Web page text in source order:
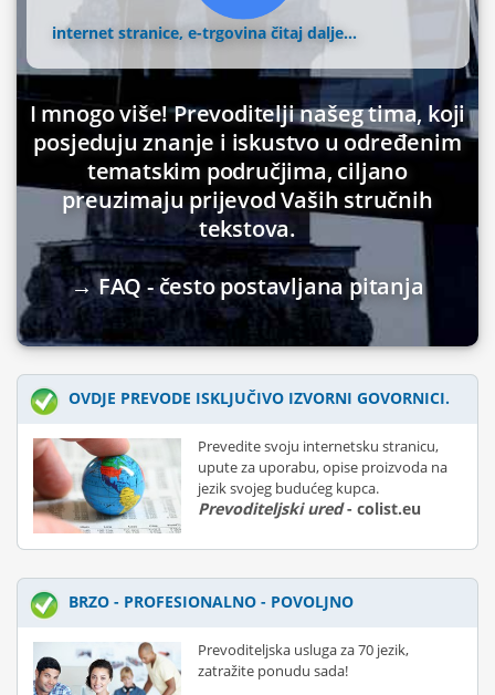
internet stranice, e-trgovina čitaj dalje...
I mnogo više! Prevoditelji našeg tima, koji
posjeduju znanje i iskustvo u određenim
tematskim područjima, ciljano
preuzimaju prijevod Vaših stručnih
tekstova.
→ FAQ - često postavljana pitanja
OVDJE PREVODE ISKLJUČIVO IZVORNI GOVORNICI.
Prevedite svoju internetsku stranicu,
upute za uporabu, opise proizvoda na
jezik svojeg budućeg kupca.
Prevoditeljski ured- colist.eu
BRZO - PROFESIONALNO - POVOLJNO
Prevoditeljska usluga za 70 jezik,
zatražite ponudu sada!